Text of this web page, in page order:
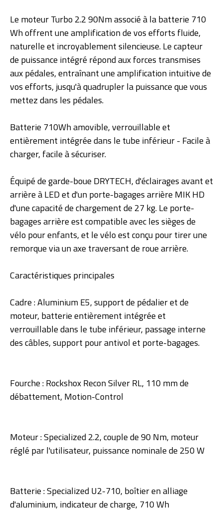
Le moteur Turbo 2.2 90Nm associé à la batterie 710
Wh offrent une amplification de vos efforts fluide,
naturelle et incroyablement silencieuse. Le capteur
de puissance intégré répond aux forces transmises
aux pédales, entraînant une amplification intuitive de
vos efforts, jusqu'à quadrupler la puissance que vous
mettez dans les pédales.
Batterie 710Wh amovible, verrouillable et
entièrement intégrée dans le tube inférieur - Facile à
charger, facile à sécuriser.
Équipé de garde-boue DRYTECH, d'éclairages avant et
arrière à LED et d'un porte-bagages arrière MIK HD
d'une capacité de chargement de 27 kg. Le porte-
bagages arrière est compatible avec les sièges de
vélo pour enfants, et le vélo est conçu pour tirer une
remorque via un axe traversant de roue arrière.
Caractéristiques principales
Cadre : Aluminium E5, support de pédalier et de
moteur, batterie entièrement intégrée et
verrouillable dans le tube inférieur, passage interne
des câbles, support pour antivol et porte-bagages.
Fourche : Rockshox Recon Silver RL, 110 mm de
débattement, Motion-Control
Moteur : Specialized 2.2, couple de 90 Nm, moteur
réglé par l'utilisateur, puissance nominale de 250 W
Batterie : Specialized U2-710, boîtier en alliage
d'aluminium, indicateur de charge, 710 Wh